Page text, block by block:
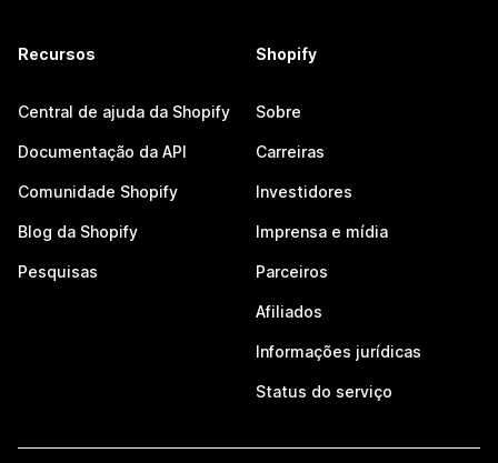
Recursos
Central de ajuda da Shopify
Documentação da API
Comunidade Shopify
Blog da Shopify
Pesquisas
Shopify
Sobre
Carreiras
Investidores
Imprensa e mídia
Parceiros
Afiliados
Informações jurídicas
Status do serviço